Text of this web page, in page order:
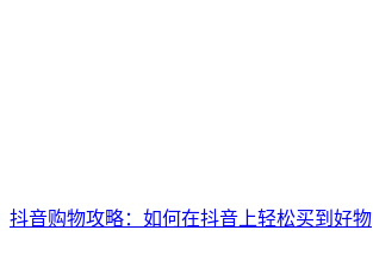
抖音购物攻略：如何在抖音上轻松买到好物